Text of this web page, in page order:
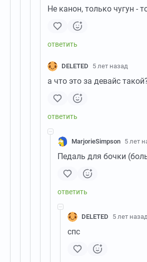
Не канон, только чугун -
DELETED 5 лет назад
а что это за девайс
MarjorieSimpson 5 лет
Педаль для бочки
DELETED 5 лет назад
спс